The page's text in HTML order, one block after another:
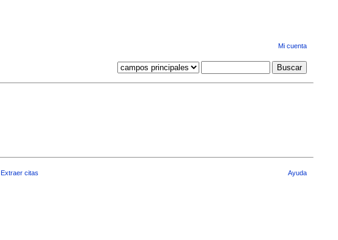
Mi cuenta
Extraer citas Ayuda